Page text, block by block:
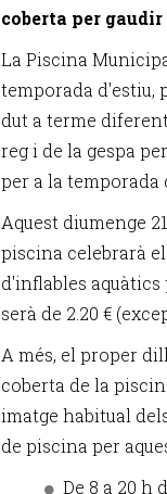
coberta per
La Piscina
temporada d'estiu,
dut a terme
reg i de la gespa
per a la temporada
Aquest diumenge
piscina celebrarà
d'inflables
serà de 2.20 €
A més, el proper
coberta de la
imatge habitual
de piscina per
De 8 a 20 h